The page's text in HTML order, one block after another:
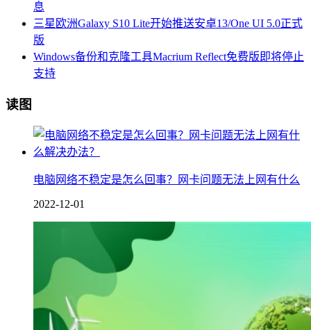
息
三星欧洲Galaxy S10 Lite开始推送安卓13/One UI 5.0正式
版
Windows备份和克隆工具Macrium Reflect免费版即将停止
支持
读图
电脑网络不稳定是怎么回事？网卡问题无法上网有什么
2022-12-01